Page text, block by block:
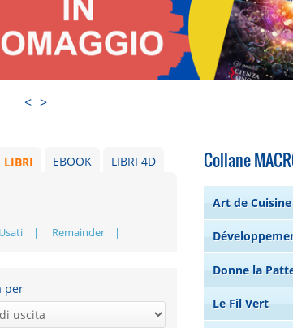
< >
LIBRI 4D
EBOOK
LIBRI
Usati Remainder
per
Collane
Art de Cuisine
Donne la
Le Fil Vert